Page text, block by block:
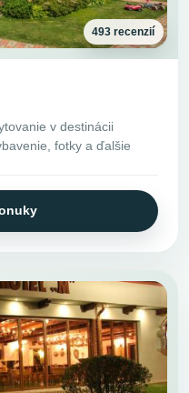
493 recenzií
v destinácii
fotky a ďalšie